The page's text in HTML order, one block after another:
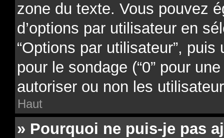
zone du texte. Vous pouvez
d’options par utilisateur en
“Options par utilisateur”,
pour le sondage (“0” pour
autoriser ou non les
Haut
» Pourquoi ne puis-je pas